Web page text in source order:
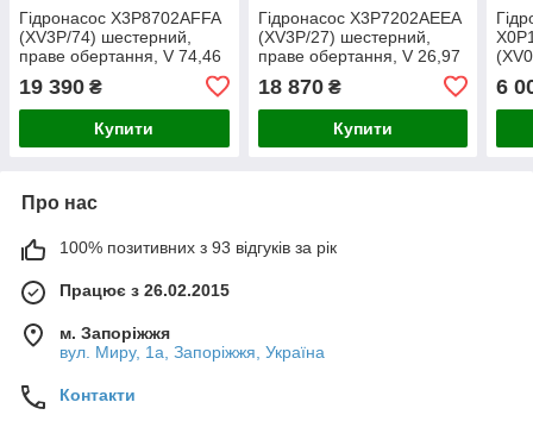
Гідронасос X3P8702AFFA
(XV3P/74) шестерний,
праве обертання, V 74,46
Pmax 180 Бар.
19 390 ₴
Купити
Гідронасос X3P7202AEEA
(XV3P/27) шестерний,
праве обертання, V 26,97
Pmax 250 Бар.
18 870₴
Купити
Бар
6
Про нас
100% позитивних з 93 відгуків за рік
Працює з 26.02.2015
м. Запоріжжя
вул. Миру, 1а, Запоріжжя, Україна
Контакти